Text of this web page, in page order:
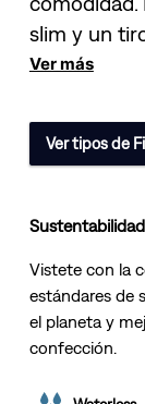
slim y un
Ver más
Ver tipos de
Sustentabilidad
Vistete con la
estándares de
el planeta y
confección.